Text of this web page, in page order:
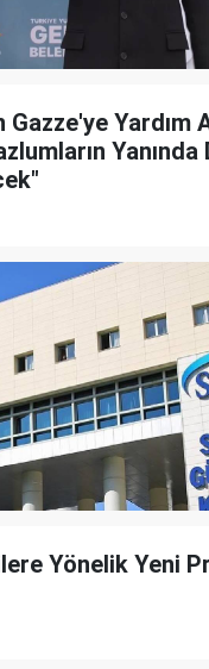
Yardım
Yanında
Yönelik Yeni